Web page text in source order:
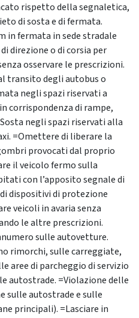
rispetto della segnaletica,
di sosta e di fermata.
in fermata in sede stradale
direzione o di corsia per
osservare le prescrizioni.
transito degli autobus o
negli spazi riservati a
corrispondenza di rampe,
negli spazi riservati alla
=Omettere di liberare la
provocati dal proprio
il veicolo fermo sulla
con l’apposito segnale di
dispositivi di protezione
veicoli in avaria senza
le altre prescrizioni.
sulle autovetture.
rimorchi, sulle carreggiate,
aree di parcheggio di servizio
autostrade. =Violazione delle
sulle autostrade e sulle
principali). =Lasciare in